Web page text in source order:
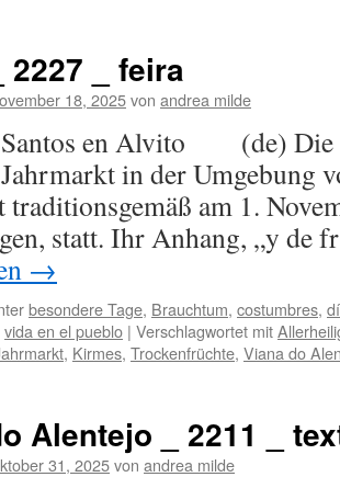
_ feira
18, 2025von andrea milde
Santos en Alvito (de) Die
in der Umgebung
traditionsgemäß am 1.
statt. Ihr Anhang, „y de
→
besondere Tage, Brauchtum, costumbres,
vida en el pueblo | Verschlagwortet mit
, Kirmes, Trockenfrüchte, Viana do
Alentejo _ 2211 _
31, 2025von andrea milde